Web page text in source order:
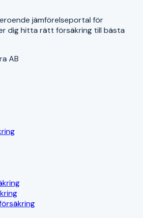
jämförelseportal för
dig hitta rätt försäkring till bästa
AB